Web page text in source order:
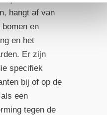
hangt af van
en
en het
Er zijn
specifiek
bij of op de
een
tegen de